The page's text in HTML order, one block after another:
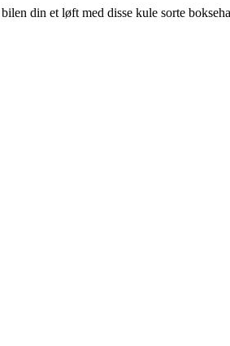
din et løft med disse kule sorte